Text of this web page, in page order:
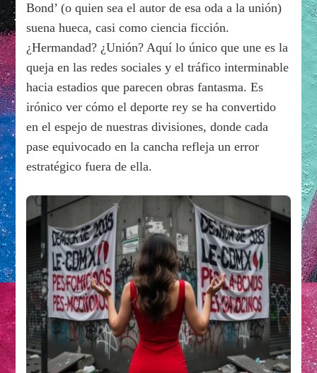
Bond’ (o quien sea el autor de esa oda a la unión)
suena hueca, casi como ciencia ficción.
¿Hermandad? ¿Unión? Aquí lo único que une es la
queja en las redes sociales y el tráfico interminable
hacia estadios que parecen obras fantasma. Es
irónico ver cómo el deporte rey se ha convertido
en el espejo de nuestras divisiones, donde cada
pase equivocado en la cancha refleja un error
estratégico fuera de ella.